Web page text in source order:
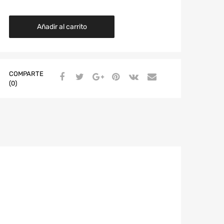
Añadir al carrito
COMPARTE
(0)